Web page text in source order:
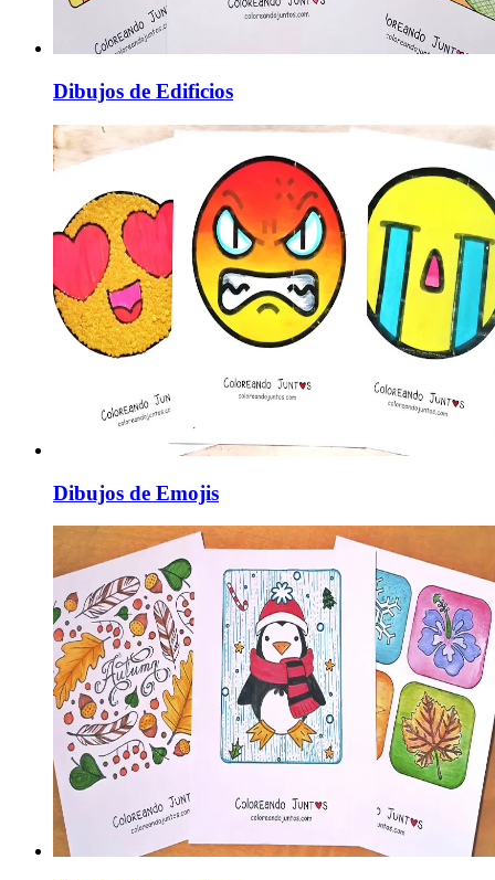
Dibujos de Edificios
Dibujos de Emojis